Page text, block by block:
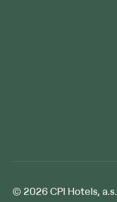
© 2026 CPI Hotels, a.s.